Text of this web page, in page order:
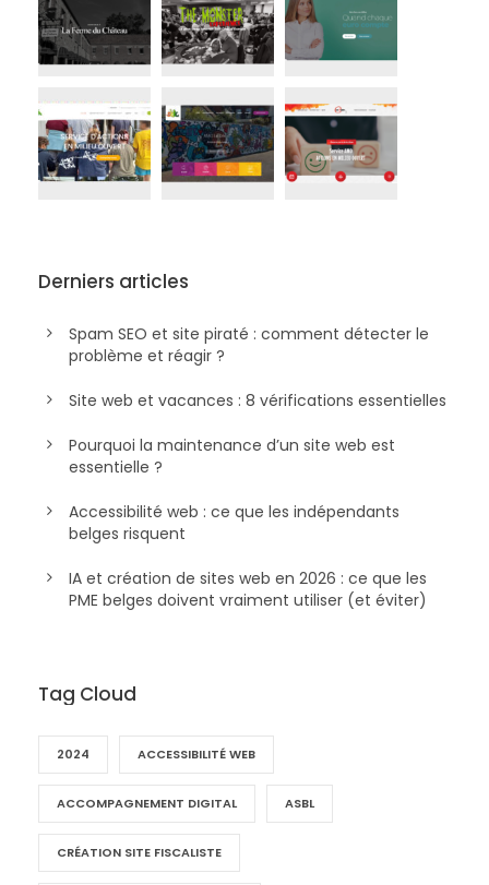
Derniers articles
Spam SEO et site piraté : comment détecter le
problème et réagir ?
Site web et vacances : 8 vérifications essentielles
Pourquoi la maintenance d’un site web est
essentielle ?
Accessibilité web : ce que les indépendants
belges risquent
IA et création de sites web en 2026 : ce que les
PME belges doivent vraiment utiliser (et éviter)
Tag Cloud
2024 ACCESSIBILITÉ WEB
ACCOMPAGNEMENT DIGITAL ASBL
CRÉATION SITE FISCALISTE